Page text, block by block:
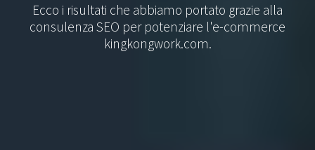
Ecco i risultati che abbiamo portato grazie alla
consulenza SEO per potenziare l'e-commerce
kingkongwork.com.